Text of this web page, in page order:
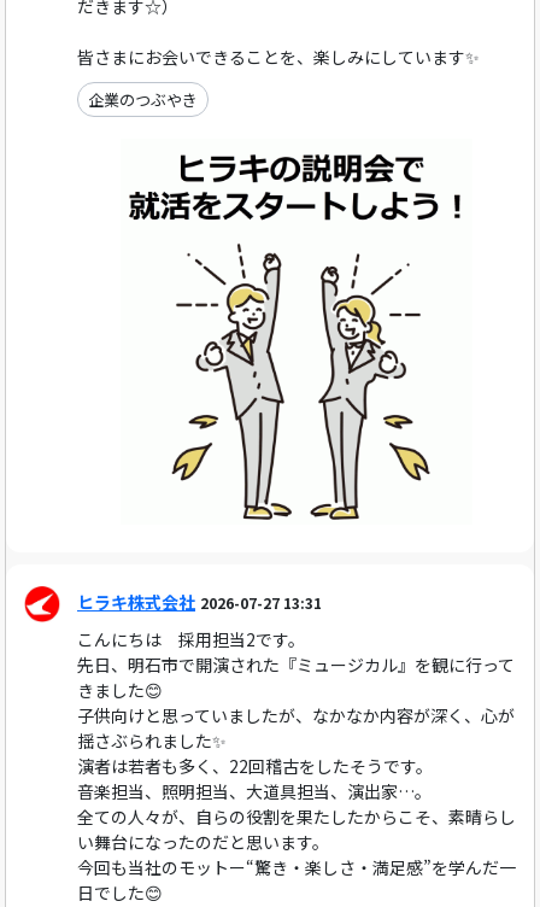
だきます☆）
皆さまにお会いできることを、楽しみにしています✨
企業のつぶやき
ヒラキ株式会社 2026-07-27 13:31
こんにちは 採用担当2です。
先日、明石市で開演された『ミュージカル』を観に行って
きました😊
子供向けと思っていましたが、なかなか内容が深く、心が
揺さぶられました✨
演者は若者も多く、22回稽古をしたそうです。
音楽担当、照明担当、大道具担当、演出家…。
全ての人々が、自らの役割を果たしたからこそ、素晴らし
い舞台になったのだと思います。
今回も当社のモットー“驚き・楽しさ・満足感”を学んだ一
日でした😊